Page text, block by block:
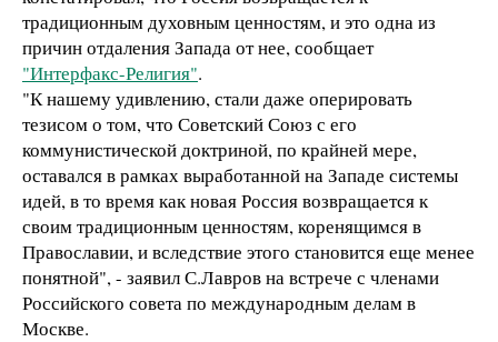
традиционным духовным ценностям, и это одна из
причин отдаления Запада от нее, сообщает
"Интерфакс-Религия".
"К нашему удивлению, стали даже оперировать
тезисом о том, что Советский Союз с его
коммунистической доктриной, по крайней мере,
оставался в рамках выработанной на Западе системы
идей, в то время как новая Россия возвращается к
своим традиционным ценностям, коренящимся в
Православии, и вследствие этого становится еще менее
понятной", - заявил С.Лавров на встрече с членами
Российского совета по международным делам в
Москве.